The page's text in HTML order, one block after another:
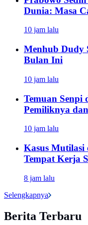
Dunia: Masa
10 jam lalu
Menhub Dudy
Bulan Ini
10 jam lalu
Temuan Senpi
Pemiliknya
10 jam lalu
Kasus Mutilasi
Tempat Kerja
8 jam lalu
Selengkapnya
Berita Terbaru